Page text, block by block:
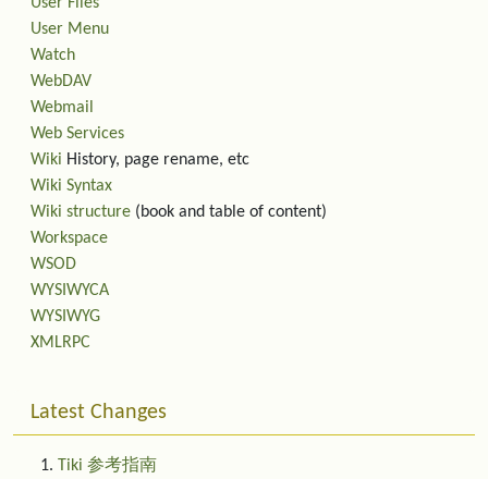
User Menu
Watch
WebDAV
Webmail
Web Services
Wiki History, page rename, etc
Wiki Syntax
Wiki structure (book and table of content)
Workspace
WSOD
WYSIWYCA
WYSIWYG
XMLRPC
Latest Changes
Tiki 参考指南